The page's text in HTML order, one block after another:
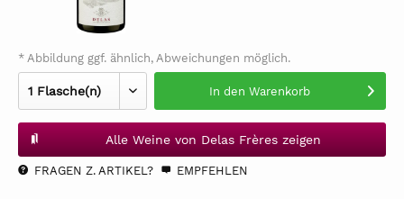
* Abbildung ggf. ähnlich, Abweichungen möglich.
In den Warenkorb
Alle Weine von Delas Frères zeigen
FRAGEN Z. ARTIKEL? EMPFEHLEN